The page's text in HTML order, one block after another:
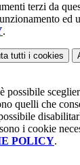
terzi da
ed
.
tutti i cookies
possibile
quelli che
i cookie
POLICY.